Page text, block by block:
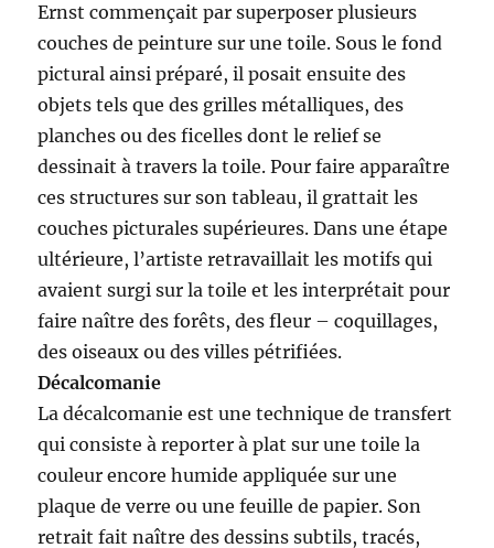
Ernst commençait par superposer plusieurs
couches de peinture sur une toile. Sous le fond
pictural ainsi préparé, il posait ensuite des
objets tels que des grilles métalliques, des
planches ou des ficelles dont le relief se
dessinait à travers la toile. Pour faire apparaître
ces structures sur son tableau, il grattait les
couches picturales supérieures. Dans une étape
ultérieure, l’artiste retravaillait les motifs qui
avaient surgi sur la toile et les interprétait pour
faire naître des forêts, des fleur – coquillages,
des oiseaux ou des villes pétrifiées.
Décalcomanie
La décalcomanie est une technique de transfert
qui consiste à reporter à plat sur une toile la
couleur encore humide appliquée sur une
plaque de verre ou une feuille de papier. Son
retrait fait naître des dessins subtils, tracés,